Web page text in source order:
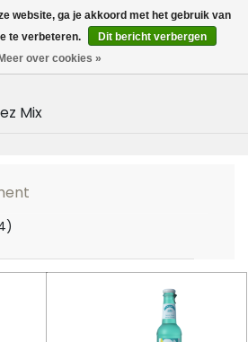
MENU
0
Mix
website, ga je akkoord met het gebruik van
te verbeteren.
Dit bericht verbergen
Meer over cookies »